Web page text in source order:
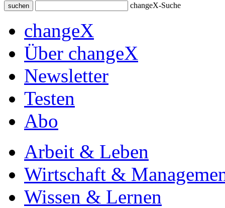
suchen changeX-Suche
changeX
Über changeX
Newsletter
Testen
Abo
Arbeit & Leben
Wirtschaft &
Wissen & Lernen